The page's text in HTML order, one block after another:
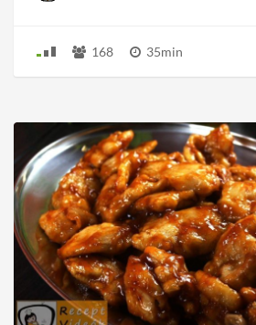
168 35min